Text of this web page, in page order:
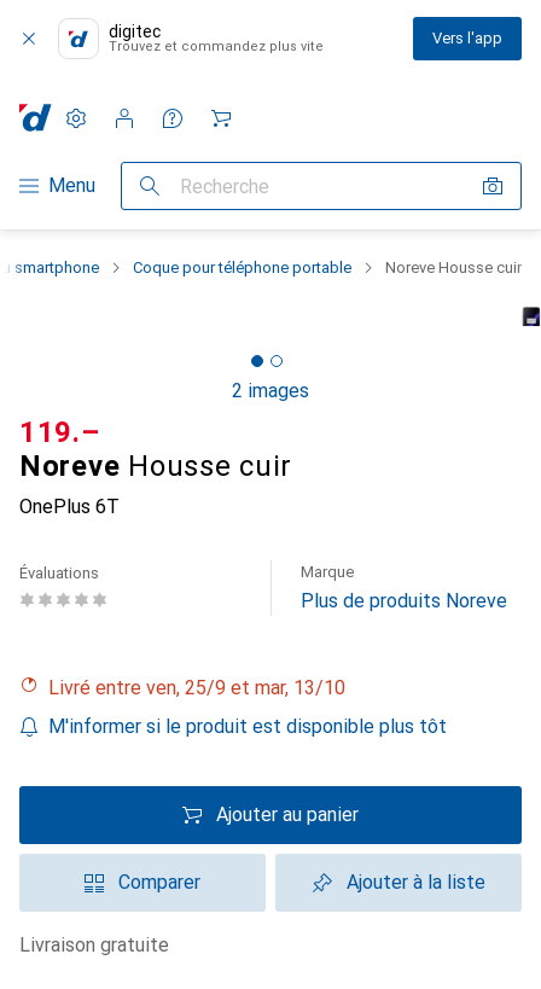
digitec
Trouvez et commandez plus vite Vers l'app
Navigation par catégorie
Menu Recherche
Paramètres
Compte client
Listes de comparaison
Listes d'envies
Panier
smartphone Coque pour téléphone portable Noreve Housse cuir
2 images
Noreve Housse cuir
OnePlus 6T
CHF
119.–
Évaluations Marque
Plus de produits Noreve
Livré entre ven, 25/9 et mar, 13/10
M'informer si le produit est disponible plus tôt
Ajouter au panier
Comparer Ajouter à la liste
livraison gratuite